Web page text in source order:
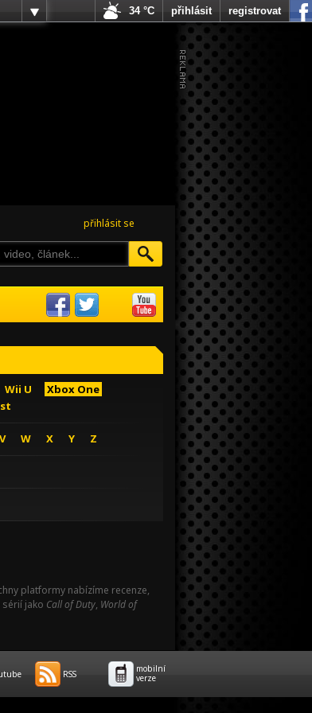
přihlásit se
Wii U
Xbox One
V W X Y Z
platformy nabízíme recenze,
sérií jako Call of Duty, World of
34 °C přihlásit registrovat
RSS
mobilní
verze